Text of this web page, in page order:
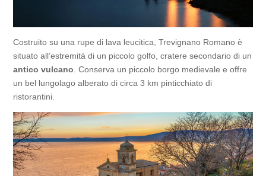
Costruito su una rupe di lava leucitica, Trevignano Romano è
situato all’estremità di un piccolo golfo, cratere secondario di un
antico vulcano . Conserva un piccolo borgo medievale e offre
un bel lungolago alberato di circa 3 km pinticchiato di
ristorantini.